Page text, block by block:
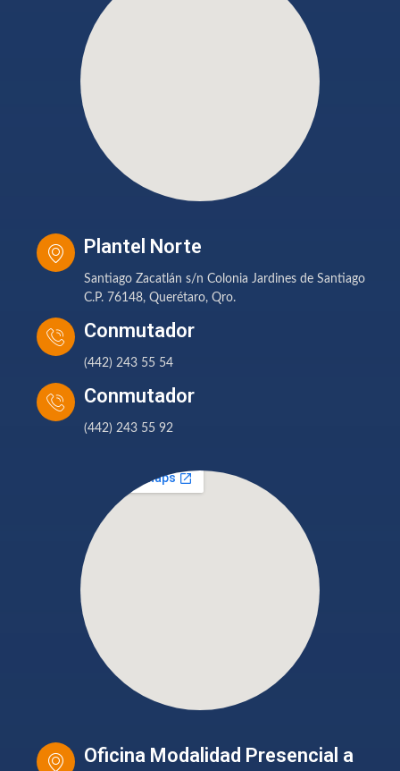
Plantel Norte
Santiago Zacatlán s/n Colonia Jardines de Santiago
C.P. 76148, Querétaro, Qro.
Conmutador
(442) 243 55 54
Conmutador
(442) 243 55 92
Oficina Modalidad Presencial a